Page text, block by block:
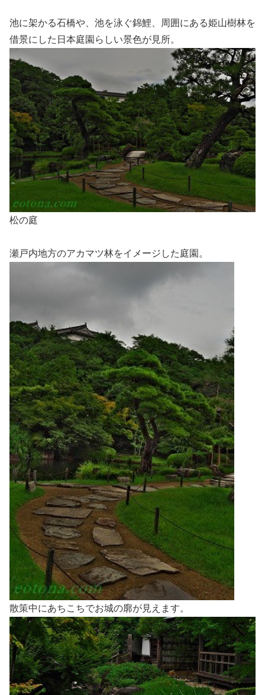
池に架かる石橋や、池を泳ぐ錦鯉、周囲にある姫山樹林を
借景にした日本庭園らしい景色が見所。
松の庭
瀬戸内地方のアカマツ林をイメージした庭園。
散策中にあちこちでお城の廓が見えます。